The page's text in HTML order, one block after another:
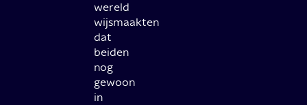
wereld
wijsmaakten
dat
beiden
nog
gewoon
in